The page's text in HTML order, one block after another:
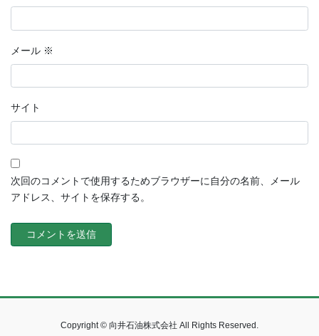
メール ※
サイト
次回のコメントで使用するためブラウザーに自分の名前、メール
アドレス、サイトを保存する。
Copyright © 向井石油株式会社 All Rights Reserved.